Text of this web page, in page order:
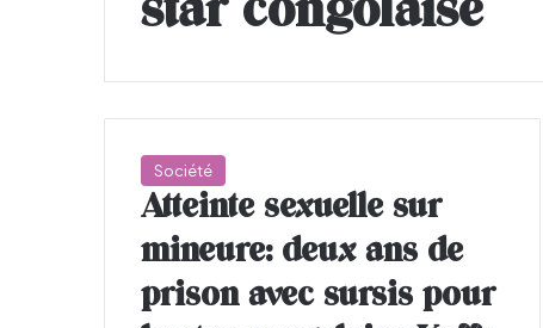
Société
Atteinte sexuelle sur
mineure: deux ans de
prison avec sursis pour